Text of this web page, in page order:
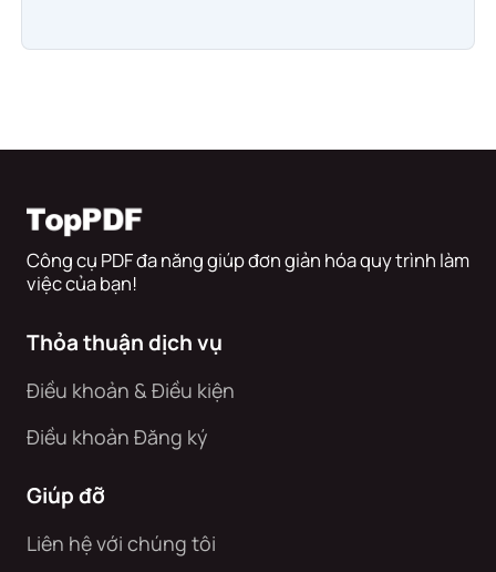
Công cụ PDF đa năng giúp đơn giản hóa quy trình làm
việc của bạn!
Thỏa thuận dịch vụ
Điều khoản & Điều kiện
Điều khoản Đăng ký
Giúp đỡ
Liên hệ với chúng tôi